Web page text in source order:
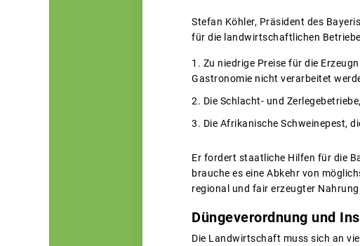
Stefan Köhler, Präsident des
für die landwirtschaftlichen
Zu niedrige Preise für die
Gastronomie nicht verarbeitet
Die Schlacht- und
Die Afrikanische Schweinepest,
Er fordert staatliche Hilfen für die
brauche es eine Abkehr von
regional und fair erzeugter
Düngeverordnung und
Die Landwirtschaft muss sich an